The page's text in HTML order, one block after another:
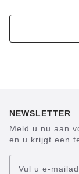
NEWSLETTER
Meld u nu aan
en u krijgt een
Vul u e-